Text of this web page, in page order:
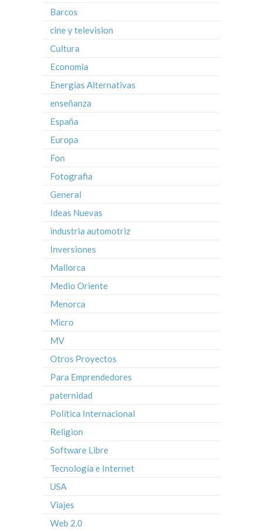
Barcos
cine y television
Cultura
Economia
Energías Alternativas
enseñanza
España
Europa
Fon
Fotografia
General
Ideas Nuevas
industria automotriz
Inversiones
Mallorca
Medio Oriente
Menorca
Micro
MV
Otros Proyectos
Para Emprendedores
paternidad
Política Internacional
Religion
Software Libre
Tecnología e Internet
USA
Viajes
Web 2.0